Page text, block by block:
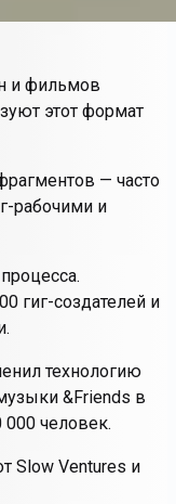
и фильмов
этот формат
— часто
рабочими и
гиг-создателей и
технологию
&Friends в
000 человек.
Slow Ventures и